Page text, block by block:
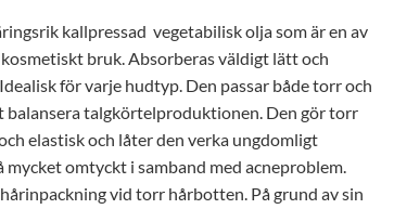
kallpressad vegetabilisk olja som är en av
bruk. Absorberas väldigt lätt och
för varje hudtyp. Den passar både torr och
balansera talgkörtelproduktionen. Den gör torr
elastisk och låter den verka ungdomligt
mycket omtyckt i samband med acneproblem.
vid torr hårbotten. På grund av sin